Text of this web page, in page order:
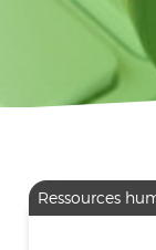
Ressources